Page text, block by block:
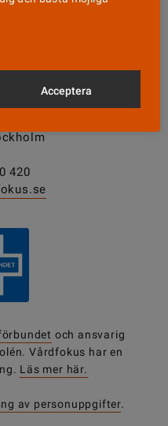
420
och ansvarig
Vårdfokus har en
Läs mer här.
av personuppgifter.
Acceptera